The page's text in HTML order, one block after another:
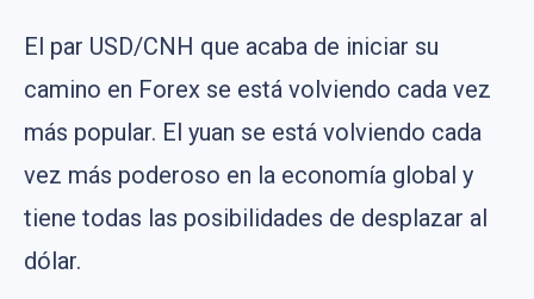
El par USD/CNH que acaba de iniciar su
camino en Forex se está volviendo cada vez
más popular. El yuan se está volviendo cada
vez más poderoso en la economía global y
tiene todas las posibilidades de desplazar al
dólar.